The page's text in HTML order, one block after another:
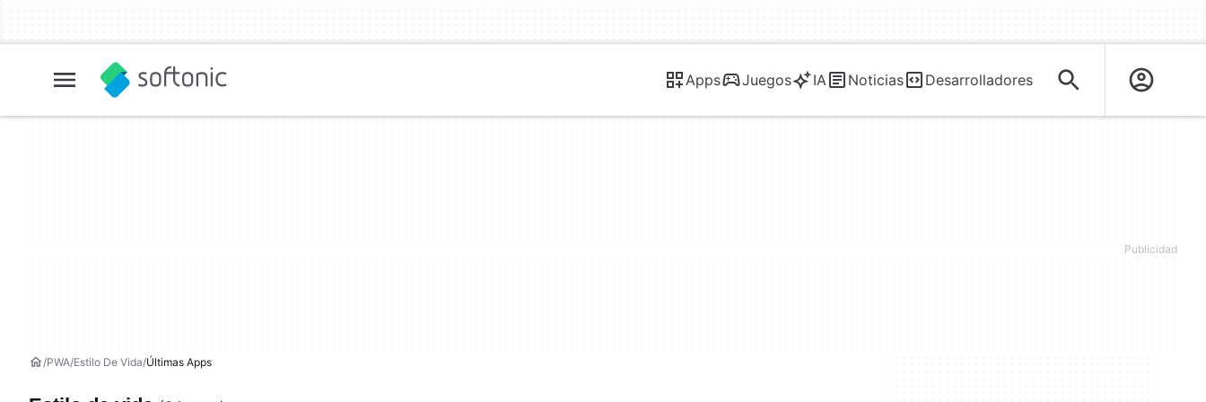
Apps Juegos IA Noticias Desarrolladores
PWA Estilo De Vida Últimas Apps